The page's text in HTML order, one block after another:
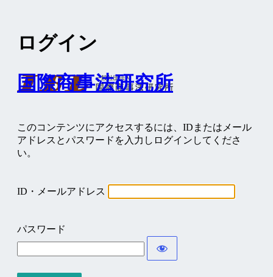
ログイン
国際商事法研究所
このコンテンツにアクセスするには、IDまたはメール
アドレスとパスワードを入力しログインしてくださ
い。
ID・メールアドレス
パスワード